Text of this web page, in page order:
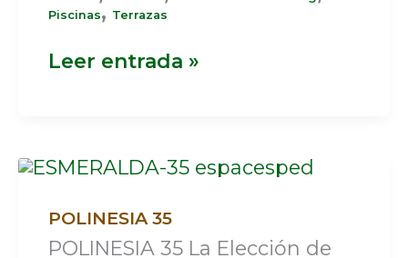
Piscinas, Terrazas
Leer entrada »
POLINESIA 35
POLINESIA 35 La Elección de
POLINESIA